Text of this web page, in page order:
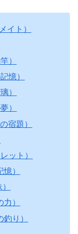
イト）
）
憶）
）
）
宿題）
ット）
）
）
り）